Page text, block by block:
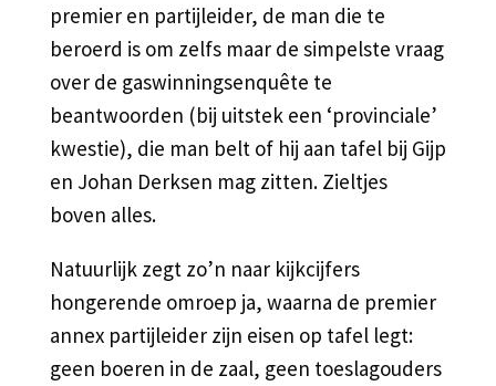
premier en partijleider, de man die te
beroerd is om zelfs maar de simpelste vraag
over de gaswinningsenquête te
beantwoorden (bij uitstek een ‘provinciale’
kwestie), die man belt of hij aan tafel bij Gijp
en Johan Derksen mag zitten. Zieltjes
boven alles.
Natuurlijk zegt zo’n naar kijkcijfers
hongerende omroep ja, waarna de premier
annex partijleider zijn eisen op tafel legt:
geen boeren in de zaal, geen toeslagouders